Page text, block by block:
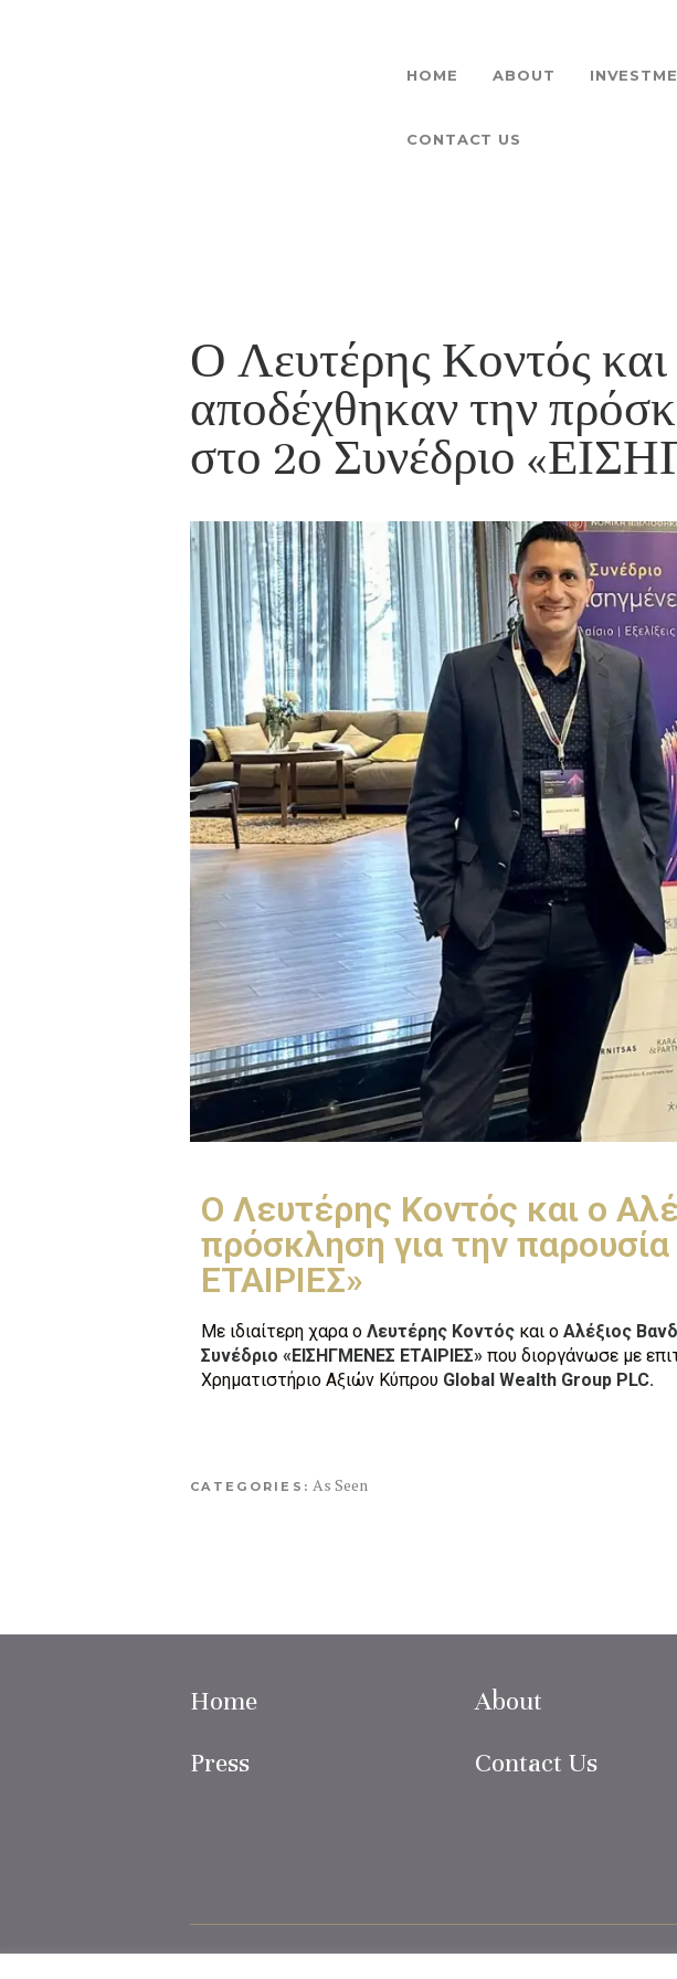
HOME ABOUT
CONTACT US
ABOUT
NEWS
CONTACT
Ο Λευτέρης Κοντός
αποδέχθηκαν την
στο 2ο Συνέδριο
Ο Λευτέρης Κοντός και ο
πρόσκληση για την
ΕΤΑΙΡΙΕΣ»
Με ιδιαίτερη χαρα ο Λευτέρης Κοντός και ο Αλέξιος
Συνέδριο «ΕΙΣΗΓΜΕΝΕΣ ΕΤΑΙΡΙΕΣ» που διοργάνωσε με
Χρηματιστήριο Αξιών Κύπρου Global Wealth Group PLC.
CATEGORIES: As Seen
Home
Press
About
Contact Us